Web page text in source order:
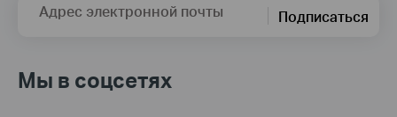
Адрес электронной почты Подписаться
Мы в соцсетях